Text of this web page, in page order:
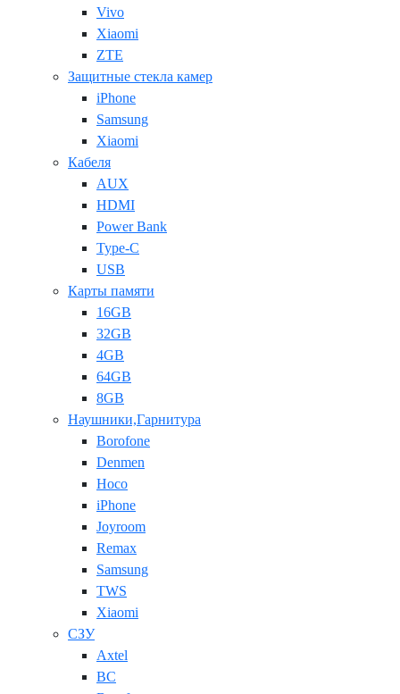
Vivo
Xiaomi
ZTE
Защитные стекла камер
iPhone
Samsung
Xiaomi
Кабеля
AUX
HDMI
Power Bank
Type-C
USB
Карты памяти
16GB
32GB
4GB
64GB
8GB
Наушники,Гарнитура
Borofone
Denmen
Hoco
iPhone
Joyroom
Remax
Samsung
TWS
Xiaomi
СЗУ
Axtel
BC